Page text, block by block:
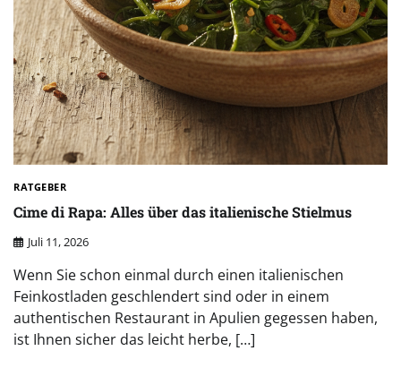
RATGEBER
Cime di Rapa: Alles über das italienische Stielmus
Juli 11, 2026
Wenn Sie schon einmal durch einen italienischen
Feinkostladen geschlendert sind oder in einem
authentischen Restaurant in Apulien gegessen haben,
ist Ihnen sicher das leicht herbe, […]